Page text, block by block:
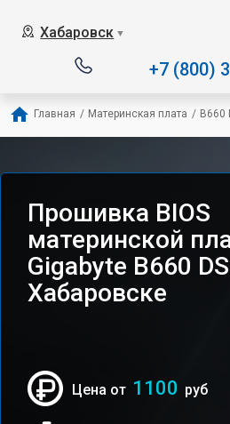
Хабаровск ▼
+7 (800)
Главная / Материнская плата / B660
Прошивка BIOS
материнской
Gigabyte B660
Хабаровске
Цена от 1100 руб